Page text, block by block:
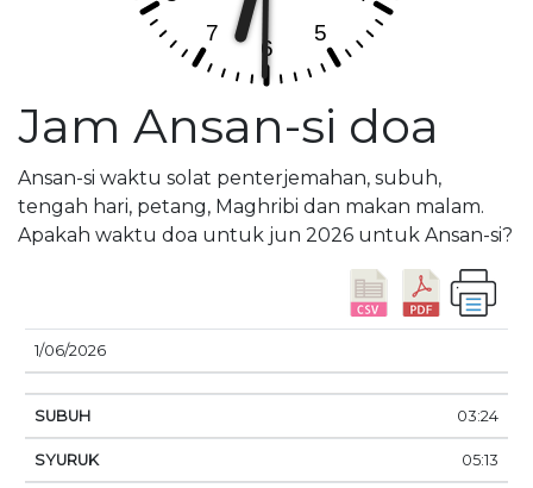
Jam Ansan-si doa
Ansan-si waktu solat penterjemahan, subuh,
tengah hari, petang, Maghribi dan makan malam.
Apakah waktu doa untuk jun 2026 untuk Ansan-si?
TARIKH SUBUH SYURUK ZOHOR ASAR
1/06/2026
03:24
05:13